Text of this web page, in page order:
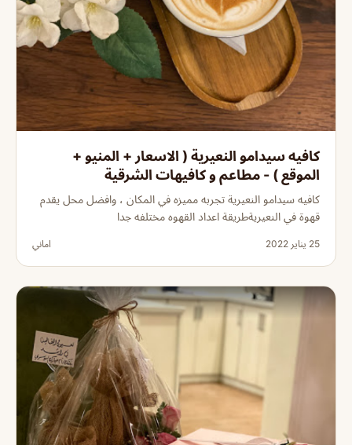
كافيه سيدامو النعيرية ( الاسعار + المنيو +
الموقع ) - مطاعم و كافيهات الشرقية
كافيه سيدامو النعيرية تجربه مميزه في المكان ، وافضل محل يقدم
قهوة في النعيريةطريقة اعداد القهوه مختلفه جدا
25 يناير 2022 اماني